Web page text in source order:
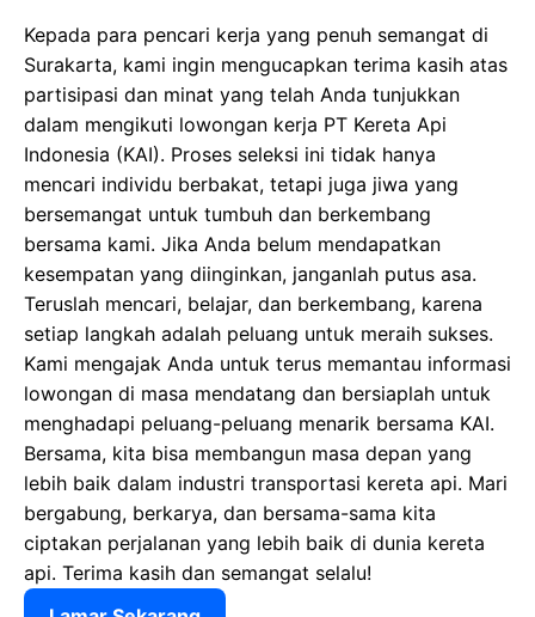
Kepada para pencari kerja yang penuh semangat di
Surakarta, kami ingin mengucapkan terima kasih atas
partisipasi dan minat yang telah Anda tunjukkan
dalam mengikuti lowongan kerja PT Kereta Api
Indonesia (KAI). Proses seleksi ini tidak hanya
mencari individu berbakat, tetapi juga jiwa yang
bersemangat untuk tumbuh dan berkembang
bersama kami. Jika Anda belum mendapatkan
kesempatan yang diinginkan, janganlah putus asa.
Teruslah mencari, belajar, dan berkembang, karena
setiap langkah adalah peluang untuk meraih sukses.
Kami mengajak Anda untuk terus memantau informasi
lowongan di masa mendatang dan bersiaplah untuk
menghadapi peluang-peluang menarik bersama KAI.
Bersama, kita bisa membangun masa depan yang
lebih baik dalam industri transportasi kereta api. Mari
bergabung, berkarya, dan bersama-sama kita
ciptakan perjalanan yang lebih baik di dunia kereta
api. Terima kasih dan semangat selalu!